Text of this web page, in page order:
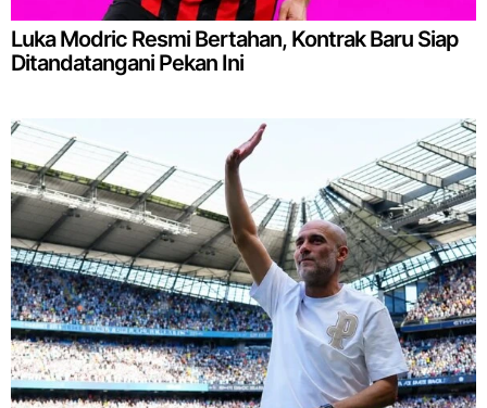
Luka Modric Resmi Bertahan, Kontrak Baru Siap
Ditandatangani Pekan Ini